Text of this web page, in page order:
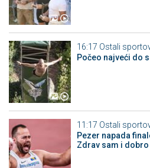
16:17 Ostali
Počeo najveći do
11:17 Ostali
Pezer napada
Zdrav sam i